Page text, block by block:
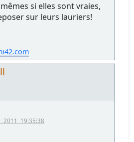
si elles sont vraies,
sur leurs lauriers!
2011, 19:35:38